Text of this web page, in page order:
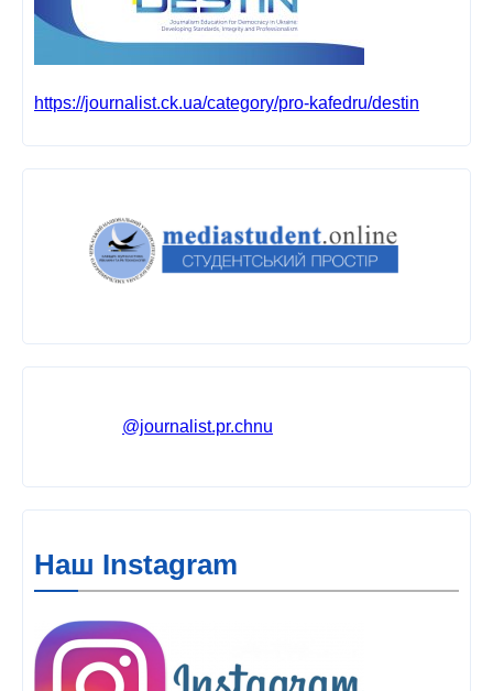
https://journalist.ck.ua/category/pro-kafedru/destin
@journalist.pr.chnu
Наш Instagram